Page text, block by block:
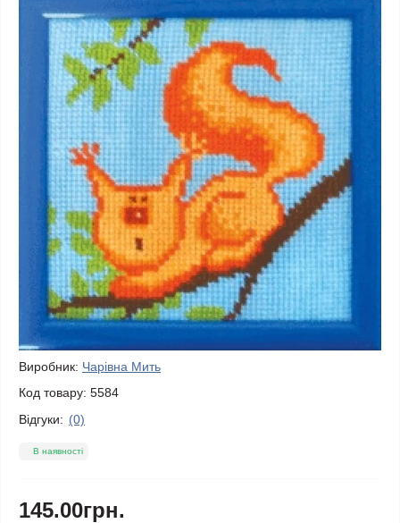
Виробник: Чарівна Мить
Код товару: 5584
Відгуки: (0)
В наявності
145.00грн.